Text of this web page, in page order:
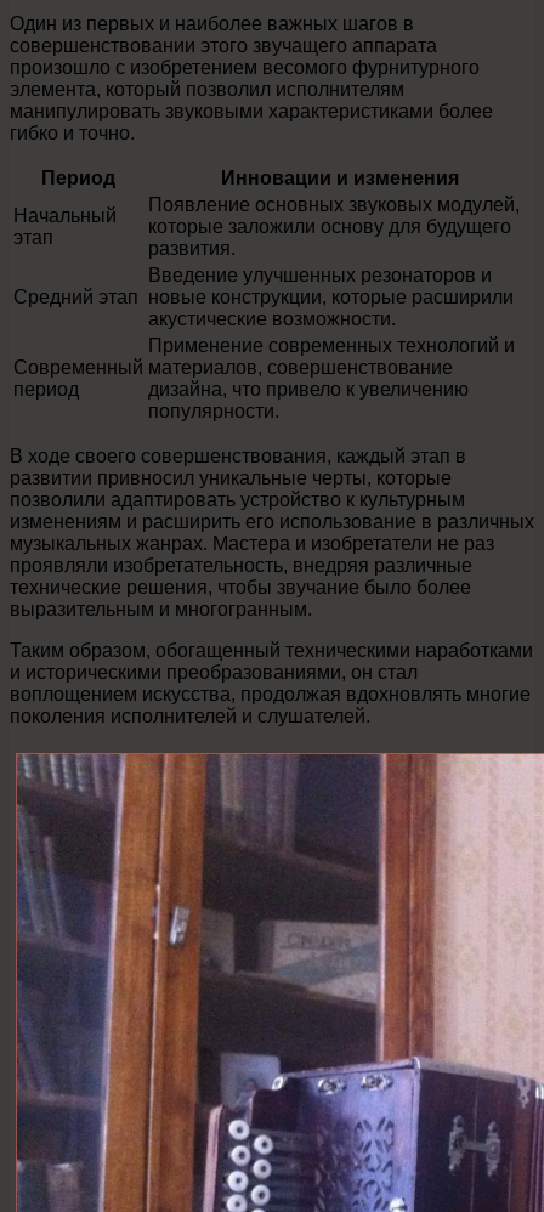
Один из первых и наиболее важных шагов в
совершенствовании этого звучащего аппарата
произошло с изобретением весомого фурнитурного
элемента, который позволил исполнителям
манипулировать звуковыми характеристиками более
гибко и точно.
Период
Инновации и изменения
Начальный
этап
Появление основных звуковых модулей,
которые заложили основу для будущего
развития.
Средний этап
Введение улучшенных резонаторов и
новые конструкции, которые расширили
акустические возможности.
Современный
период
Применение современных технологий и
материалов, совершенствование
дизайна, что привело к увеличению
популярности.
В ходе своего совершенствования, каждый этап в
развитии привносил уникальные черты, которые
позволили адаптировать устройство к культурным
изменениям и расширить его использование в различных
музыкальных жанрах. Мастера и изобретатели не раз
проявляли изобретательность, внедряя различные
технические решения, чтобы звучание было более
выразительным и многогранным.
Таким образом, обогащенный техническими наработками
и историческими преобразованиями, он стал
воплощением искусства, продолжая вдохновлять многие
поколения исполнителей и слушателей.